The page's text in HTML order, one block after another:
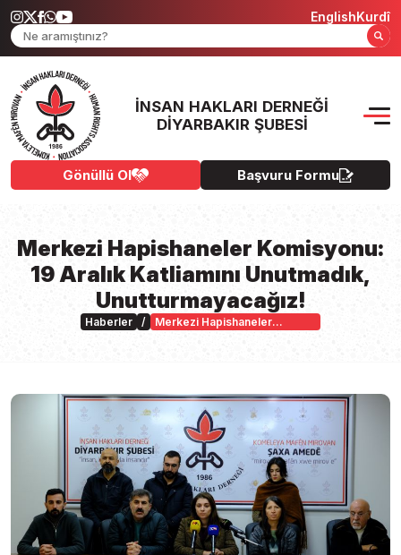
EnglishKurdî
İNSAN HAKLARI DERNEĞI
DIYARBAKIR ŞUBESI
Gönüllü Ol Başvuru Formu
Merkezi Hapishaneler Komisyonu:
19 Aralık Katliamını Unutmadık,
Unutturmayacağız!
Haberler /
Merkezi Hapishaneler